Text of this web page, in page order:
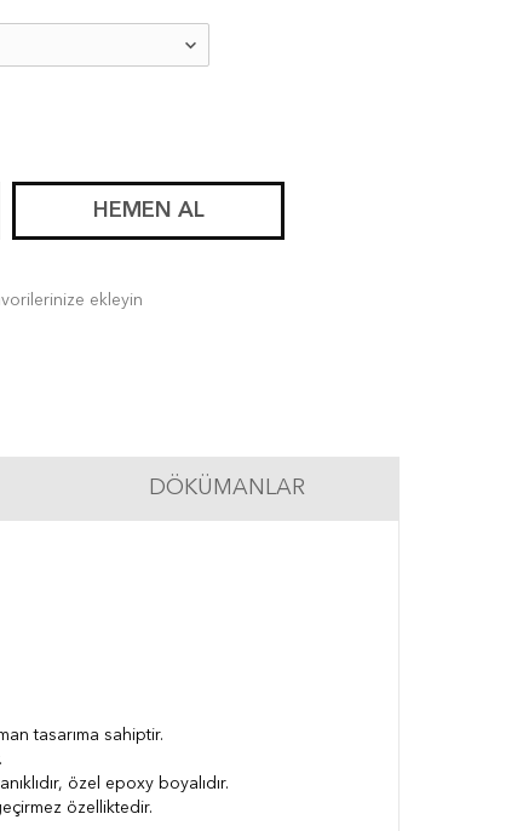
HEMEN AL
ekleyin
DÖKÜMANLAR
tasarıma sahiptir.
özel epoxy boyalıdır.
özelliktedir.